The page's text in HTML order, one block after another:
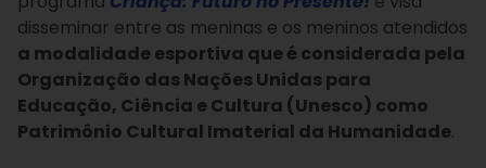
disseminar entre as meninas e os meninos atendidos
a modalidade esportiva que é considerada pela
Organização das Nações Unidas para
Educação, Ciência e Cultura (Unesco) como
Patrimônio Cultural Imaterial da Humanidade.